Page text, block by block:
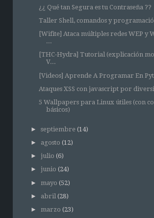
¿¿ Qué tan Segura es tu Contraseña ??
Taller Shell, comandos y
[Wifite] Ataca múltiples redes WEP y
...
[THC-Hydra] Tutorial (explicación
V...
[Videos] Aprende A Programar En
Ataques XSS con javascript por
5 Wallpapers para Linux útiles (con
básicos)
► septiembre (14)
► agosto (12)
► julio (6)
► junio (24)
► mayo (52)
► abril (28)
► marzo (23)